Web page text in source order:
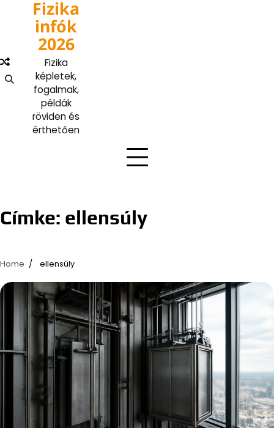
content
Fizika
infók
2026
Fizika
képletek,
fogalmak,
példák
röviden és
érthetően
Címke: ellensúly
Home ellensúly